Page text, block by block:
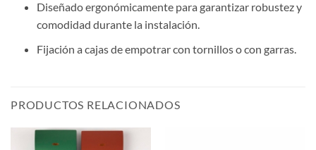
Diseñado ergonómicamente para garantizar robustez y
comodidad durante la instalación.
Fijación a cajas de empotrar con tornillos o con garras.
PRODUCTOS RELACIONADOS